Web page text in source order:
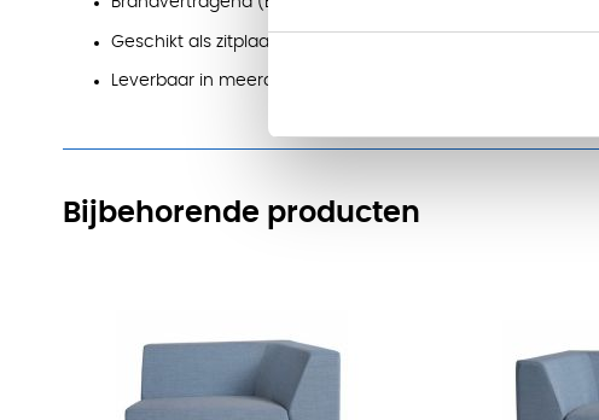
Geschikt als zitplaats of verbindend element in opstellingen
Leverbaar in meerdere stof- en onderstelkleuren
Bijbehorende producten